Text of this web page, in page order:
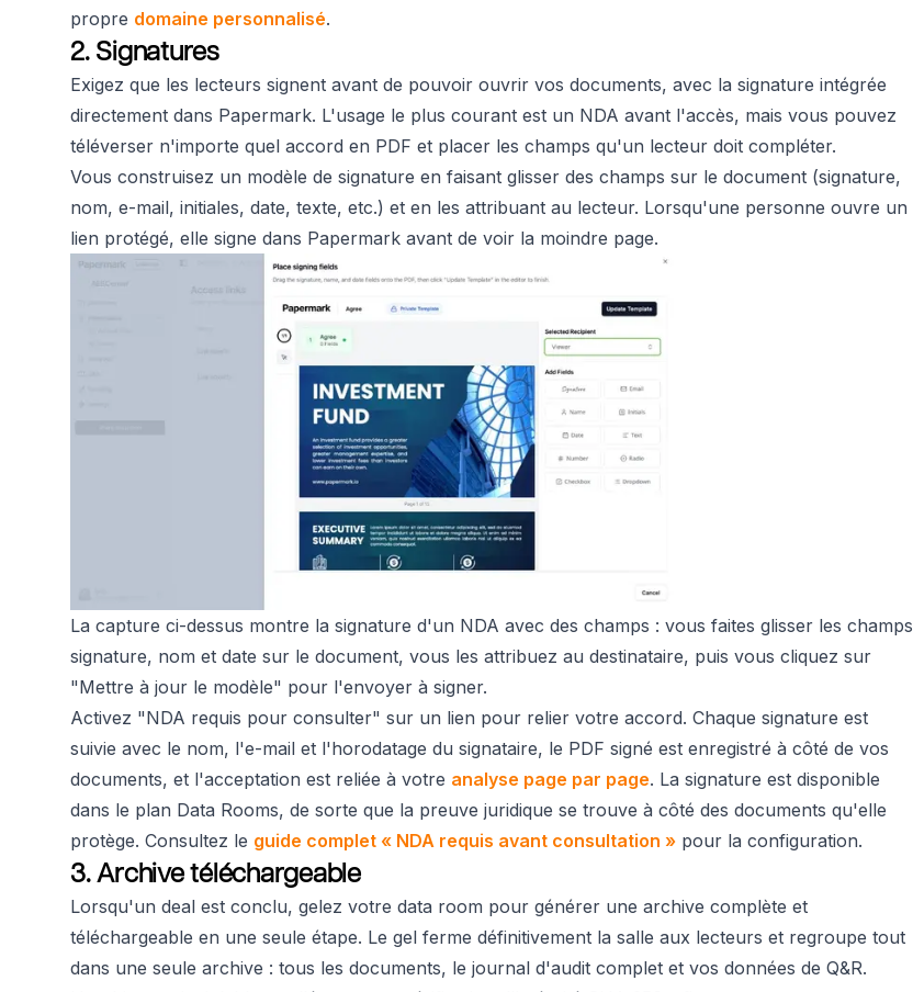
propre domaine personnalisé.
2. Signatures
Exigez que les lecteurs signent avant de pouvoir ouvrir vos documents, avec la signature intégrée
directement dans Papermark. L'usage le plus courant est un NDA avant l'accès, mais vous pouvez
téléverser n'importe quel accord en PDF et placer les champs qu'un lecteur doit compléter.
Vous construisez un modèle de signature en faisant glisser des champs sur le document (signature,
nom, e-mail, initiales, date, texte, etc.) et en les attribuant au lecteur. Lorsqu'une personne ouvre un
lien protégé, elle signe dans Papermark avant de voir la moindre page.
La capture ci-dessus montre la signature d'un NDA avec des champs : vous faites glisser les champs
signature, nom et date sur le document, vous les attribuez au destinataire, puis vous cliquez sur
"Mettre à jour le modèle" pour l'envoyer à signer.
Activez "NDA requis pour consulter" sur un lien pour relier votre accord. Chaque signature est
suivie avec le nom, l'e-mail et l'horodatage du signataire, le PDF signé est enregistré à côté de vos
documents, et l'acceptation est reliée à votre analyse page par page. La signature est disponible
dans le plan Data Rooms, de sorte que la preuve juridique se trouve à côté des documents qu'elle
protège. Consultez le guide complet « NDA requis avant consultation » pour la configuration.
3. Archive téléchargeable
Lorsqu'un deal est conclu, gelez votre data room pour générer une archive complète et
téléchargeable en une seule étape. Le gel ferme définitivement la salle aux lecteurs et regroupe tout
dans une seule archive : tous les documents, le journal d'audit complet et vos données de Q&R.